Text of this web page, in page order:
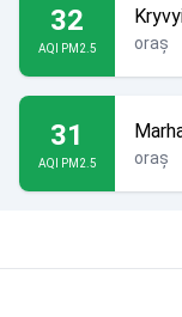
32
AQI PM2.5 oraș
31
AQI PM2.5 oraș